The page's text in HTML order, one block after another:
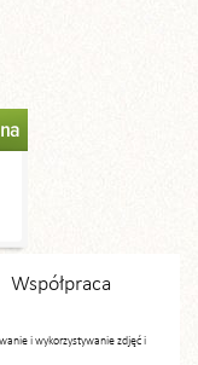
Współpraca
i wykorzystywanie zdjęć i